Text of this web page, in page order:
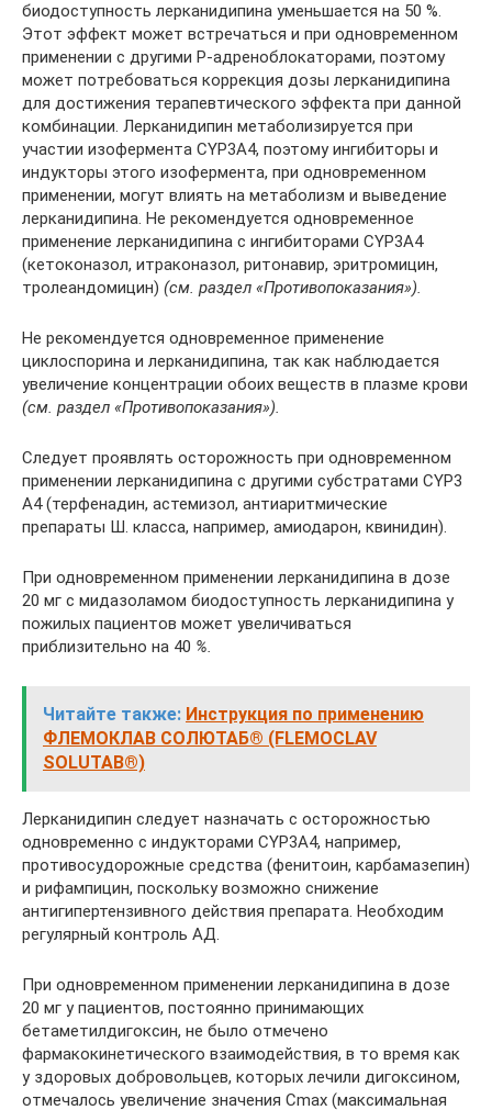
биодоступность лерканидипина уменьшается на 50 %.
Этот эффект может встречаться и при одновременном
применении с другими Р-адреноблокаторами, поэтому
может потребоваться коррекция дозы лерканидипина
для достижения терапевтического эффекта при данной
комбинации. Лерканидипин метаболизируется при
участии изофермента CYP3A4, поэтому ингибиторы и
индукторы этого изофермента, при одновременном
применении, могут влиять на метаболизм и выведение
лерканидипина. Не рекомендуется одновременное
применение лерканидипина с ингибиторами CYP3A4
(кетоконазол, итраконазол, ритонавир, эритромицин,
тролеандомицин) (см. раздел «Противопоказания»).
Не рекомендуется одновременное применение
циклоспорина и лерканидипина, так как наблюдается
увеличение концентрации обоих веществ в плазме крови
(см. раздел «Противопоказания»).
Следует проявлять осторожность при одновременном
применении лерканидипина с другими субстратами CYP3
А4 (терфенадин, астемизол, антиаритмические
препараты Ш. класса, например, амиодарон, квинидин).
При одновременном применении лерканидипина в дозе
20 мг с мидазоламом биодоступность лерканидипина у
пожилых пациентов может увеличиваться
приблизительно на 40 %.
Читайте также: Инструкция по применению
ФЛЕМОКЛАВ СОЛЮТАБ® (FLEMOCLAV
SOLUTAB®)
Лерканидипин следует назначать с осторожностью
одновременно с индукторами CYP3A4, например,
противосудорожные средства (фенитоин, карбамазепин)
и рифампицин, поскольку возможно снижение
антигипертензивного действия препарата. Необходим
регулярный контроль АД.
При одновременном применении лерканидипина в дозе
20 мг у пациентов, постоянно принимающих
бетаметилдигоксин, не было отмечено
фармакокинетического взаимодействия, в то время как
у здоровых добровольцев, которых лечили дигоксином,
отмечалось увеличение значения Сmax (максимальная